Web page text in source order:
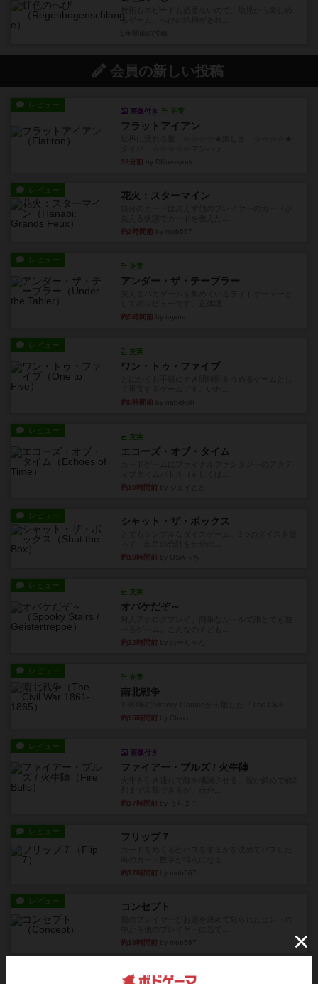
るゲーム。へびの絵柄がきれ...
会員の新しい投稿
レビュー
画像付き 充実
フラットアイアン
32分前
レビュー 花火：スターマイン
約2時間前
レビュー
充実
アンダー・ザ・テーブラー
約5時間前
レビュー
充実
ワン・トゥ・ファイブ
約6時間前
レビュー
充実
エコーズ・オブ・タイム
約10時間前
レビュー シャット・ザ・ボックス
約10時間前
レビュー
充実
オバケだぞ～
約12時間前
レビュー
充実
南北戦争
約15時間前
レビュー
画像付き
ファイアー・ブルズ / 火牛陣
約17時間前
レビュー フリップ７
約17時間前
レビュー コンセプト
約18時間前
海兵隊